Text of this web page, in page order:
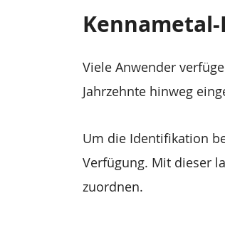
Viele Anwender
Jahrzehnte hinweg
Um die Identifikation
Verfügung. Mit dieser
zuordnen.